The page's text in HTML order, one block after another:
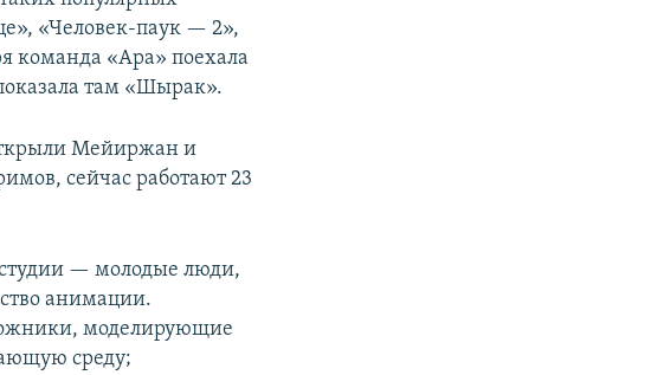
«Человек-паук — 2»,
команда «Ара» поехала
там «Шырак».
Мейиржан и
сейчас работают 23
— молодые люди,
анимации.
моделирующие
среду;